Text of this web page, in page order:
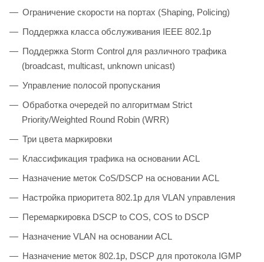
Ограничение скорости на портах (Shaping, Policing)
Поддержка класса обслуживания IEEE 802.1р
Поддержка Storm Control для различного трафика
(broadcast, multicast, unknown unicast)
Управление полосой пропускания
Обработка очередей по алгоритмам Strict
Priority/Weighted Round Robin (WRR)
Три цвета маркировки
Классификация трафика на основании ACL
Назначение меток CoS/DSCP на основании ACL
Настройка приоритета 802.1p для VLAN управления
Перемаркировка DSCP to COS, COS to DSCP
Назначение VLAN на основании ACL
Назначение меток 802.1p, DSCP для протокола IGMP